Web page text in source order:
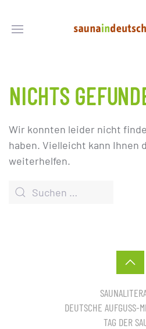
NICHTS
Wir konnten leider nicht
haben. Vielleicht kann Ihnen
weiterhelfen.
DEUTSCHE AUFGUSS-
TAG DER